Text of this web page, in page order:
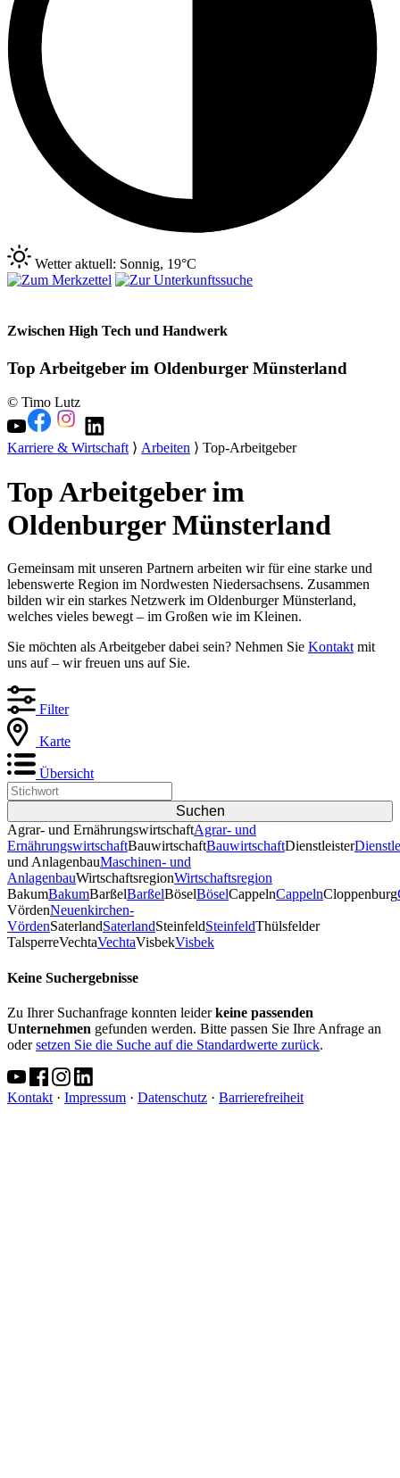
Wetter aktuell: Sonnig, 19°C
Zwischen High Tech und Handwerk
Top Arbeitgeber im Oldenburger Münsterland
© Timo Lutz
Karriere & Wirtschaft⟩ Arbeiten ⟩ Top-Arbeitgeber
Top Arbeitgeber im
Oldenburger Münsterland
Gemeinsam mit unseren Partnern arbeiten wir für eine starke und
lebenswerte Region im Nordwesten Niedersachsens. Zusammen
bilden wir ein starkes Netzwerk im Oldenburger Münsterland,
welches vieles bewegt – im Großen wie im Kleinen.
Sie möchten als Arbeitgeber dabei sein? Nehmen Sie Kontakt mit
uns auf – wir freuen uns auf Sie.
Filter
Karte
Übersicht
Agrar- und ErnährungswirtschaftAgrar- und
ErnährungswirtschaftBauwirtschaftBauwirtschaftDienstleister
und AnlagenbauMaschinen- und
AnlagenbauWirtschaftsregionWirtschaftsregion
BakumBakumBarßelBarßelBöselBöselCappelnCappelnCloppenburg
VördenNeuenkirchen-
VördenSaterlandSaterlandSteinfeldSteinfeldThülsfelder
TalsperreVechtaVechtaVisbekVisbek
Keine Suchergebnisse
Zu Ihrer Suchanfrage konnten leiderkeine passenden
Unternehmen gefunden werden. Bitte passen Sie Ihre Anfrage an
odersetzen Sie die Suche auf die Standardwerte zurück.
Kontakt · Impressum · Datenschutz · Barrierefreiheit